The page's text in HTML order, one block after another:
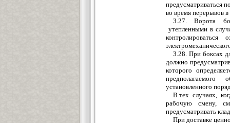
предусматриваться
во время перерывов в
3.27. Ворота
утепленными в
3.28. При боксах
должно
которого
предполагаемого
установленного
В тех случаях,
рабочую смену,
предусматривать
При доставке